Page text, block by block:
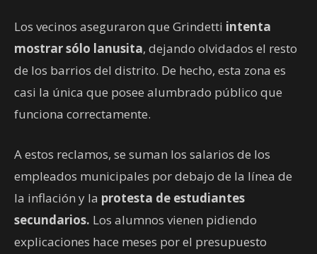
Los vecinos aseguraron que Grindetti intenta
mostrar sólo lanusita, dejando olvidados el resto
de los barrios del distrito. De hecho, esta zona es
casi la única que posee alumbrado público que
funciona correctamente.
A estos reclamos, se suman los salarios de los
empleados municipales por debajo de la línea de
la inflación y la protesta de estudiantes
secundarios. Los alumnos vienen pidiendo
explicaciones hace meses por el presupuesto